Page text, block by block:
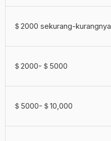
＄2000 sekurang-kurangnya
＄2000-＄5000
＄5000-＄10,000